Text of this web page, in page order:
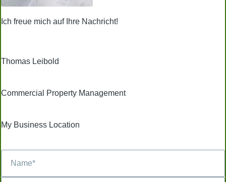
Ich freue mich auf Ihre Nachricht!
Thomas Leibold
Commercial Property Management
My Business Location